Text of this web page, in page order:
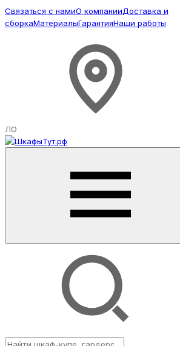
Связаться с намиО компанииДоставка и
сборкаМатериалыГарантияНаши работы
ЛО